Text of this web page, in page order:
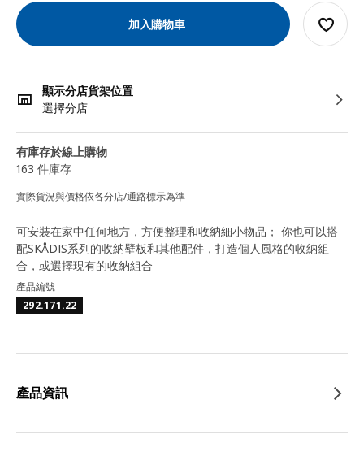
加入購物車
顯示分店貨架位置
選擇分店
有庫存於線上購物
163 件庫存
實際貨況與價格依各分店/通路標示為準
可安裝在家中任何地方，方便整理和收納細小物品； 你也可以搭
配SKÅDIS系列的收納壁板和其他配件，打造個人風格的收納組
合，或選擇現有的收納組合
產品編號
292.171.22
產品資訊